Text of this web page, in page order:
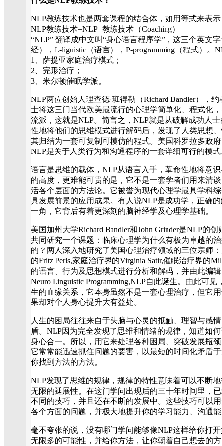
NLP教练技术也是两套课程的结合体，如用等式来表
NLP教练技术=NLP+教练技术（Coaching）
“NLP” 翻译成中文叫“身心语言程序学”，这三个英文
经），L-liguistic（语言），P-programming（程式）。
1、萨提亚家庭治疗模式；
2、完形治疗；
3、米尔顿催眠学派。
NLP两位创始人理查德·班得勒（Richard Bandler），约
士将这三门当代欧美最流行的心理学简单化、程式化
流派，这就是NLP。简言之，NLP就是从破解成功人
性地将他们的思维模式进行解码后，发现了人类思想
其归结为一套可复制可模仿的程式。美国科罗拉多政
NLP是关于人类行为和沟通程序的一套详细可行的模式
语言是思维的载体，NLP从语言入手，革命性地将意
的高度，更难能可贵的是，它不是一套学者们用来清
活各个层面的方法论。它被誉为现代心理学最具学科
具发展前景的应用成果。有人说NLP是成功学，正确
一角，它背后有着更深刻的脑神经学及心理学基础。
美国加州大学Richard Bandler和John Grinder是NLP的
共同研究一个课题：临床心理学为什么有极为卓越的
的？两人深入地研究了美国心理治疗领域的三位宗师：
的Fritz Perls,家庭治疗界的Virginia Satir,催眠治疗界的
的语言、行为及思想模式进行分析和解码，并由此编
Neuro Linguistic Programming,NLP自此诞生。由此可
生的血缘关系，它本身虽然不是一套心理治疗，但它
果却对个人身心提升大有益处。
人生的困局往往来自于头脑与心灵的抵触、理智与感
盾。NLP因为完全发现了思维和情绪的规律，知道如
身心合一。所以，用它来处理各种困局、突破发展瓶
它常常能迅速抓住问题的要害，以最短的时间化矛盾
你找到方法的方法。
NLP发现了思维的规律，规律的特性意味着可以不断
无限的延展性。在这门学问出现后的三十年时间里，
不同的技巧，并且还在不断的发展中。这些技巧可以
各个方面的问题，并极大地提升你的学习能力、沟通
毫不夸张的说，没有哪门学问能够像NLP这样给你打
无限多的可能性，并给你方法，让你朝着自己想去的